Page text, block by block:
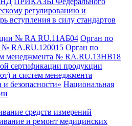
регулированию и
вступления в силу стандартов
№ RA RU.11АБ04 Орган по
№ RA.RU.120015 Орган по
менеджмента № RA.RU.13HB18
сертификации продукции
и систем менеджмента
и безопасности» Национальная
средств измерений
и ремонт медицинских